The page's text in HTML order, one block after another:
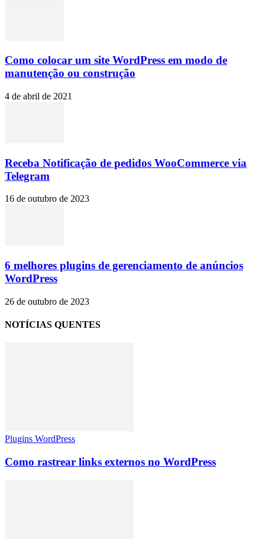
Como colocar um site WordPress em modo de
manutenção ou construção
4 de abril de 2021
Receba Notificação de pedidos WooCommerce via
Telegram
16 de outubro de 2023
6 melhores plugins de gerenciamento de anúncios
WordPress
26 de outubro de 2023
NOTÍCIAS QUENTES
Plugins WordPress
Como rastrear links externos no WordPress